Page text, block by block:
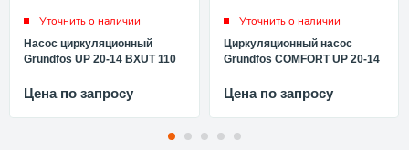
Уточнить о наличии
Насос циркуляционный
Grundfos UP 20-14 BXUT 110
Цена по запросу
Уточнить о наличии
Циркуляционный насос
Grundfos COMFORT UP 20-14
Цена по запросу